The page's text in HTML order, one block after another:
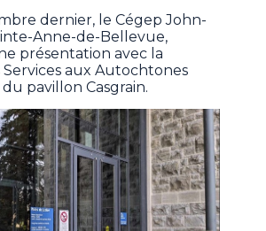
dernier, le Cégep John-
Anne-de-Bellevue,
présentation avec la
Services aux Autochtones
du pavillon Casgrain.